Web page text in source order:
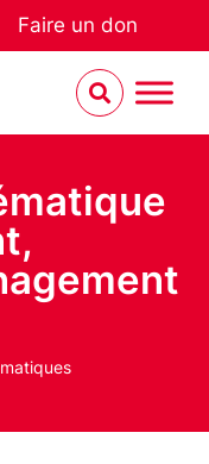
Faire un don